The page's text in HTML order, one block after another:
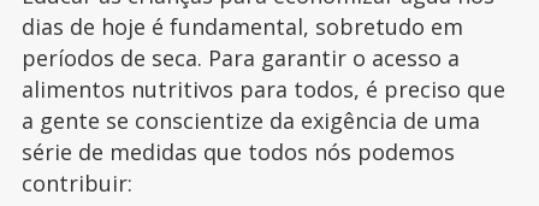
dias de hoje é fundamental, sobretudo em
períodos de seca. Para garantir o acesso a
alimentos nutritivos para todos, é preciso que
a gente se conscientize da exigência de uma
série de medidas que todos nós podemos
contribuir: